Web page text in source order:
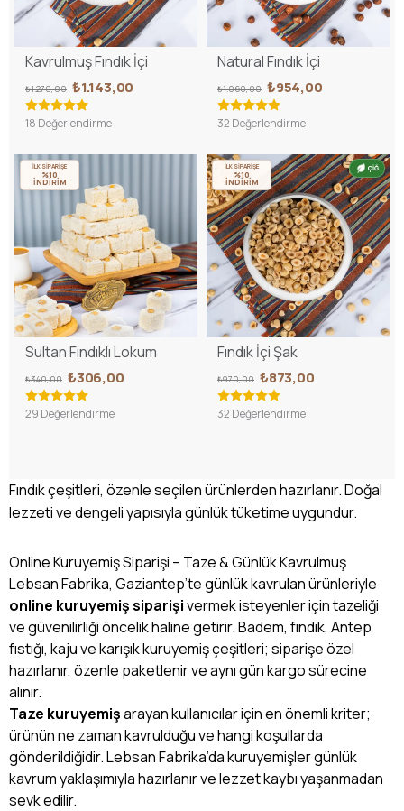
Kavrulmuş Fındık İçi
₺1.270,00 ₺1.143,00
18 Değerlendirme
Natural Fındık İçi
₺1.060,00 ₺954,00
32 Değerlendirme
İLK SİPARİŞE
%10
İNDİRİM
Sultan Fındıklı Lokum
₺340,00 ₺306,00
29 Değerlendirme
ÇİĞ
İLK SİPARİŞE
%10
İNDİRİM
Fındık İçi Şak
₺970,00 ₺873,00
32 Değerlendirme
Fındık çeşitleri, özenle seçilen ürünlerden hazırlanır. Doğal
lezzeti ve dengeli yapısıyla günlük tüketime uygundur.
Online Kuruyemiş Siparişi – Taze & Günlük Kavrulmuş
Lebsan Fabrika, Gaziantep’te günlük kavrulan ürünleriyle
online kuruyemiş siparişivermek isteyenler için tazeliği
ve güvenilirliği öncelik haline getirir. Badem, fındık, Antep
fıstığı, kaju ve karışık kuruyemiş çeşitleri; siparişe özel
hazırlanır, özenle paketlenir ve aynı gün kargo sürecine
alınır.
Taze kuruyemişarayan kullanıcılar için en önemli kriter;
ürünün ne zaman kavrulduğu ve hangi koşullarda
gönderildiğidir. Lebsan Fabrika’da kuruyemişler günlük
kavrum yaklaşımıyla hazırlanır ve lezzet kaybı yaşanmadan
sevk edilir.